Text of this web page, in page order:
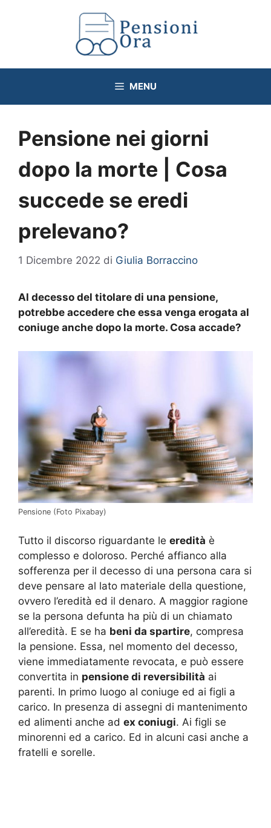
MENU
Pensione nei giorni
dopo la morte | Cosa
succede se eredi
prelevano?
1 Dicembre 2022 di Giulia Borraccino
Al decesso del titolare di una pensione,
potrebbe accedere che essa venga erogata al
coniuge anche dopo la morte. Cosa accade?
Pensione (Foto Pixabay)
Tutto il discorso riguardante le eredità è
complesso e doloroso. Perché affianco alla
sofferenza per il decesso di una persona cara si
deve pensare al lato materiale della questione,
ovvero l’eredità ed il denaro. A maggior ragione
se la persona defunta ha più di un chiamato
all’eredità. E se ha beni da spartire, compresa
la pensione. Essa, nel momento del decesso,
viene immediatamente revocata, e può essere
convertita in pensione di reversibilità ai
parenti. In primo luogo al coniuge ed ai figli a
carico. In presenza di assegni di mantenimento
ed alimenti anche ad ex coniugi. Ai figli se
minorenni ed a carico. Ed in alcuni casi anche a
fratelli e sorelle.